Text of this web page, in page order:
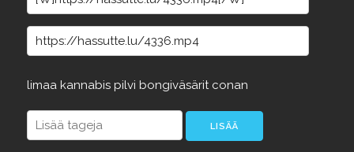
limaa kannabis pilvi bongiväsärit conan